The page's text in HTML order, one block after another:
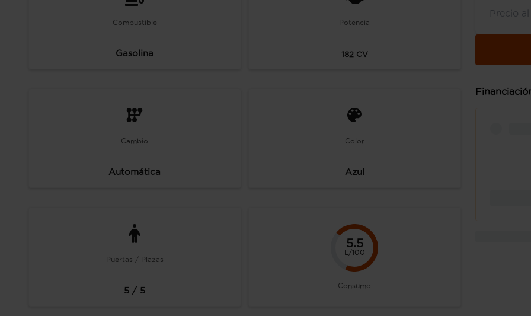
Precio
Combustible
Gasolina
Potencia
182 CV
Cambio
Automática
Color
Azul
Puertas / Plazas
5 / 5
5.5
L/100
Consumo